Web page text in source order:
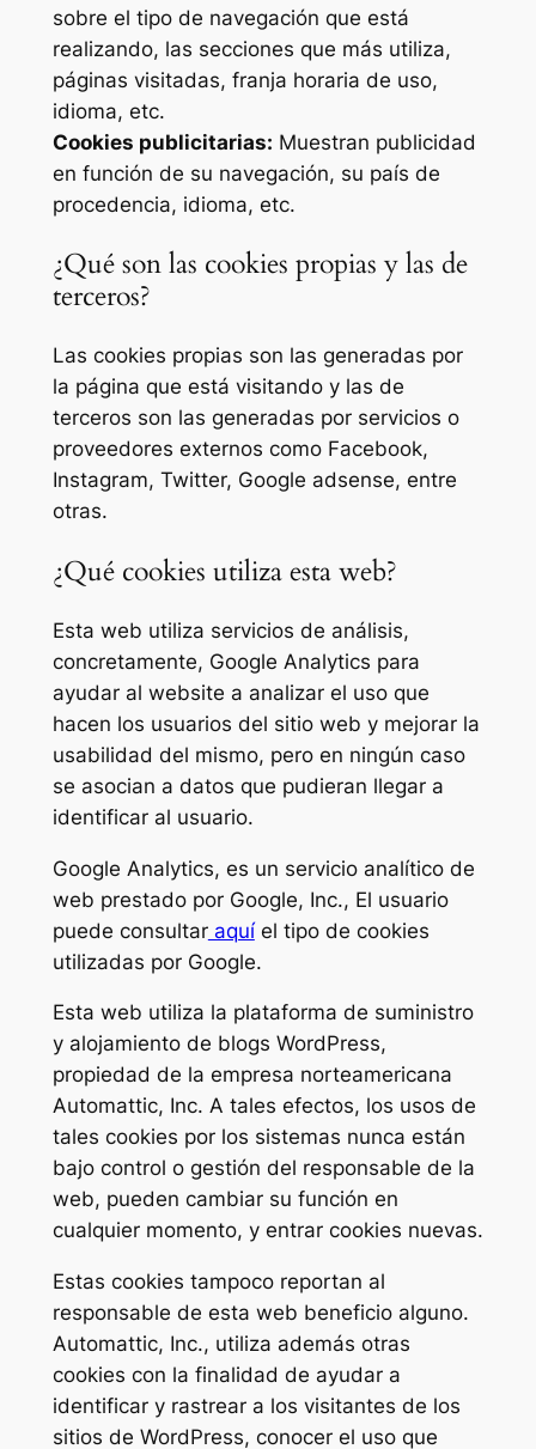
sobre el tipo de navegación que está
realizando, las secciones que más utiliza,
páginas visitadas, franja horaria de uso,
idioma, etc.
Cookies publicitarias: Muestran publicidad
en función de su navegación, su país de
procedencia, idioma, etc.
¿Qué son las cookies propias y las de
terceros?
Las cookies propias son las generadas por
la página que está visitando y las de
terceros son las generadas por servicios o
proveedores externos como Facebook,
Instagram, Twitter, Google adsense, entre
otras.
¿Qué cookies utiliza esta web?
Esta web utiliza servicios de análisis,
concretamente, Google Analytics para
ayudar al website a analizar el uso que
hacen los usuarios del sitio web y mejorar la
usabilidad del mismo, pero en ningún caso
se asocian a datos que pudieran llegar a
identificar al usuario.
Google Analytics, es un servicio analítico de
web prestado por Google, Inc., El usuario
puede consultaraquíel tipo de cookies
utilizadas por Google.
Esta web utiliza la plataforma de suministro
y alojamiento de blogs WordPress,
propiedad de la empresa norteamericana
Automattic, Inc. A tales efectos, los usos de
tales cookies por los sistemas nunca están
bajo control o gestión del responsable de la
web, pueden cambiar su función en
cualquier momento, y entrar cookies nuevas.
Estas cookies tampoco reportan al
responsable de esta web beneficio alguno.
Automattic, Inc., utiliza además otras
cookies con la finalidad de ayudar a
identificar y rastrear a los visitantes de los
sitios de WordPress, conocer el uso que